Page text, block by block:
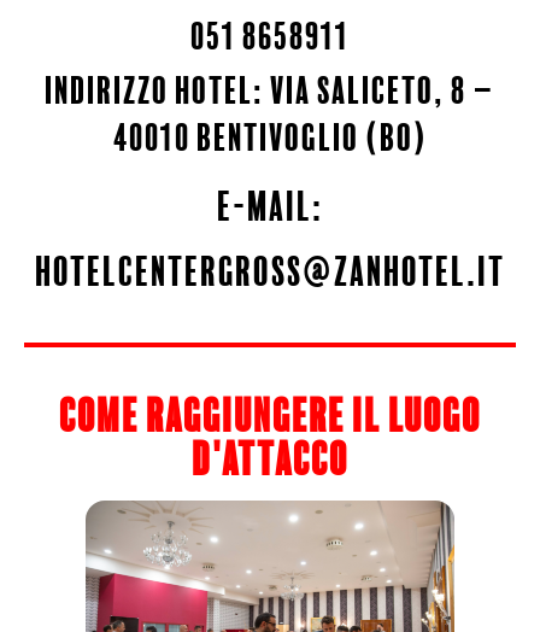
051 8658911
indirizzo hotel: via saliceto, 8 –
40010 bentivoglio (BO)
e-mail:
hotelcentergross@zanhotel.it
come raggiungere il luogo
d'attacco